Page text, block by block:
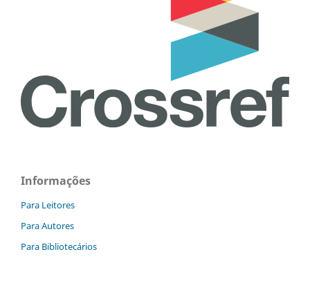
Informações
Para Leitores
Para Autores
Para Bibliotecários